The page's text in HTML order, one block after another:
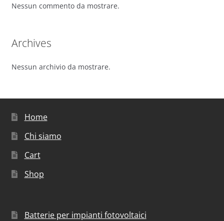
Nessun commento da mostrare.
Archives
Nessun archivio da mostrare.
Home
Chi siamo
Cart
Shop
Batterie per impianti fotovoltaici